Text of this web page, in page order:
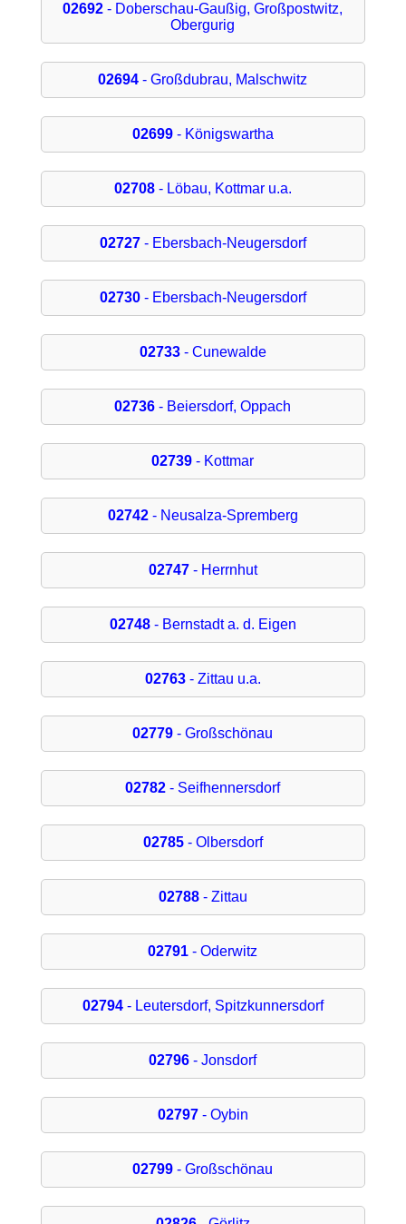
02692 - Doberschau-Gaußig, Großpostwitz,
Obergurig
02694 - Großdubrau, Malschwitz
02699- Königswartha
02708- Löbau, Kottmar u.a.
02727- Ebersbach-Neugersdorf
02730- Ebersbach-Neugersdorf
02733- Cunewalde
02736 - Beiersdorf, Oppach
02739 - Kottmar
02742- Neusalza-Spremberg
02747- Herrnhut
02748- Bernstadt a. d. Eigen
02763- Zittau u.a.
02779 - Großschönau
02782 - Seifhennersdorf
02785- Olbersdorf
02788- Zittau
02791 - Oderwitz
02794- Leutersdorf, Spitzkunnersdorf
02796 - Jonsdorf
02797- Oybin
02799 - Großschönau